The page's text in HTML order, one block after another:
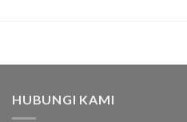
HUBUNGI KAMI